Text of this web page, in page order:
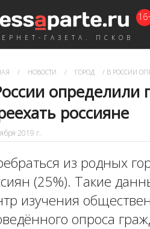
ГАЗЕТА. ПСКОВ
/ НОВОСТИ / ГОРОД / В РОССИИ
определили
россияне
2019 г.
из родных
(25%). Такие
изучения
опроса